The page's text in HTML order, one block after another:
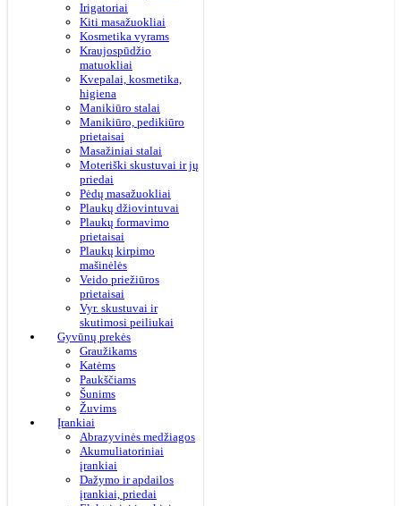
Irigatoriai
Kiti masažuokliai
Kosmetika vyrams
Kraujospūdžio
matuokliai
Kvepalai, kosmetika,
higiena
Manikiūro stalai
Manikiūro, pedikiūro
prietaisai
Masažiniai stalai
Moteriški skustuvai ir jų
priedai
Pėdų masažuokliai
Plaukų džiovintuvai
Plaukų formavimo
prietaisai
Plaukų kirpimo
mašinėlės
Veido priežiūros
prietaisai
Vyr. skustuvai ir
skutimosi peiliukai
Gyvūnų prekės
Graužikams
Katėms
Paukščiams
Šunims
Žuvims
Įrankiai
Abrazyvinės medžiagos
Akumuliatoriniai
įrankiai
Dažymo ir apdailos
įrankiai, priedai